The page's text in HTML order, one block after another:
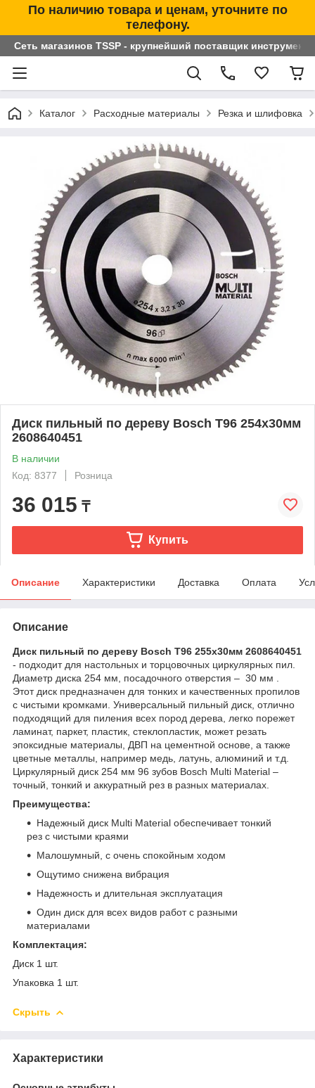
По наличию товара и ценам, уточните по
телефону.
Сеть магазинов TSSP - крупнейший поставщик
Каталог Расходные материалы Резка и шлифовка
Диск пильный по дереву Bosch Т96 254х30мм
2608640451
В наличии
Код: 8377
Розница
36 015 ₸
Купить
Описание Характеристики Доставка Оплата
Описание
Диск пильный по дереву Bosch Т96 255х30мм 2608640451
- подходит для настольных и торцовочных циркулярных пил.
Диаметр диска 254 мм, посадочного отверстия – 30 мм .
Этот диск предназначен для тонких и качественных пропилов
с чистыми кромками. Универсальный пильный диск, отлично
подходящий для пиления всех пород дерева, легко порежет
ламинат, паркет, пластик, стеклопластик, может резать
эпоксидные материалы, ДВП на цементной основе, а также
цветные металлы, например медь, латунь, алюминий и т.д.
Циркулярный диск 254 мм 96 зубов Bosch Multi Material –
точный, тонкий и аккуратный рез в разных материалах.
Преимущества:
Надежный диск Multi Material обеспечивает тонкий
рез с чистыми краями
Малошумный, с очень спокойным ходом
Ощутимо снижена вибрация
Надежность и длительная эксплуатация
Один диск для всех видов работ с разными
материалами
Комплектация:
Диск 1 шт.
Упаковка 1 шт.
Скрыть
Характеристики